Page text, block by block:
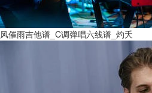
风催雨吉他谱_C调弹唱六线谱_灼夭